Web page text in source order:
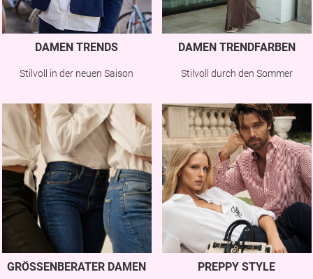
DAMEN TRENDS
Stilvoll in der neuen Saison
DAMEN TRENDFARBEN
Stilvoll durch den Sommer
GRÖSSENBERATER DAMEN PREPPY STYLE